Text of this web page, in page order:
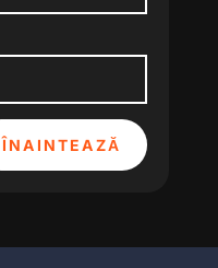
ÎNAINTEAZĂ